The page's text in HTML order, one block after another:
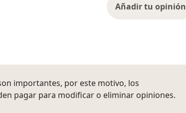
Añadir tu opinión
importantes, por este motivo, los
pagar para modificar o eliminar opiniones.